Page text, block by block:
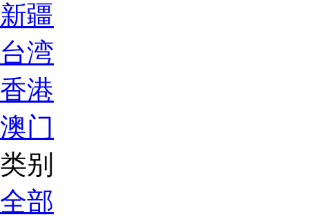
新疆
台湾
香港
澳门
类别
全部